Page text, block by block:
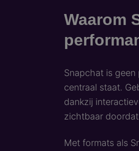
Waarom
Snapchat is
centraal staat.
dankzij
zichtbaar
Met formats als